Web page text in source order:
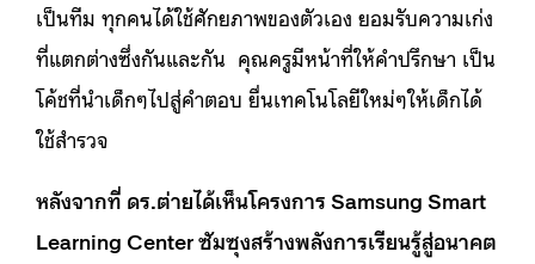
เป็นทีม ทุกคนได้ใช้ศักยภาพของตัวเอง ยอมรับความเก่ง
ที่แตกต่างซึ่งกันและกัน คุณครูมีหน้าที่ให้คำปรึกษา เป็น
โค้ชที่นำเด็กๆไปสู่คำตอบ ยื่นเทคโนโลยีใหม่ๆให้เด็กได้
ใช้สำรวจ
หลังจากที่ ดร.ต่ายได้เห็นโครงการ Samsung Smart
Learning Center ซัมซุงสร้างพลังการเรียนรู้สู่อนาคต